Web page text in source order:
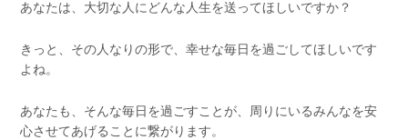
あなたは、大切な人にどんな人生を送ってほしいですか？
きっと、その人なりの形で、幸せな毎日を過ごしてほしいです
よね。
あなたも、そんな毎日を過ごすことが、周りにいるみんなを安
心させてあげることに繋がります。